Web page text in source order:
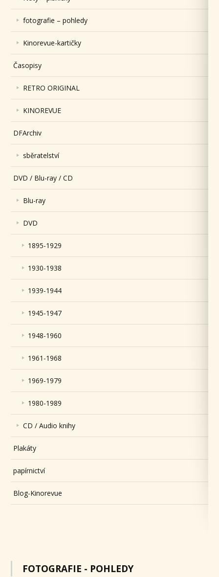
fotografie – pohledy
Kinorevue-kartičky
Časopisy
RETRO ORIGINAL
KINOREVUE
DFArchiv
sběratelství
DVD / Blu-ray / CD
Blu-ray
DVD
1895-1929
1930-1938
1939-1944
1945-1947
1948-1960
1961-1968
1969-1979
1980-1989
CD / Audio knihy
Plakáty
papírnictví
Blog-Kinorevue
FOTOGRAFIE - POHLEDY